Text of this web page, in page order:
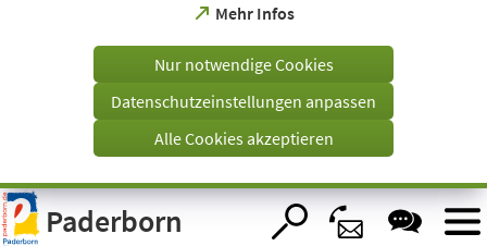
Visuelle
Assistenzsoftware
öffnen.
Mehr Infos
(Öffnet
einem
Tab)
Nur notwendige Cookies
Datenschutzeinstellungen anpassen
Alle Cookies akzeptieren
Paderborn